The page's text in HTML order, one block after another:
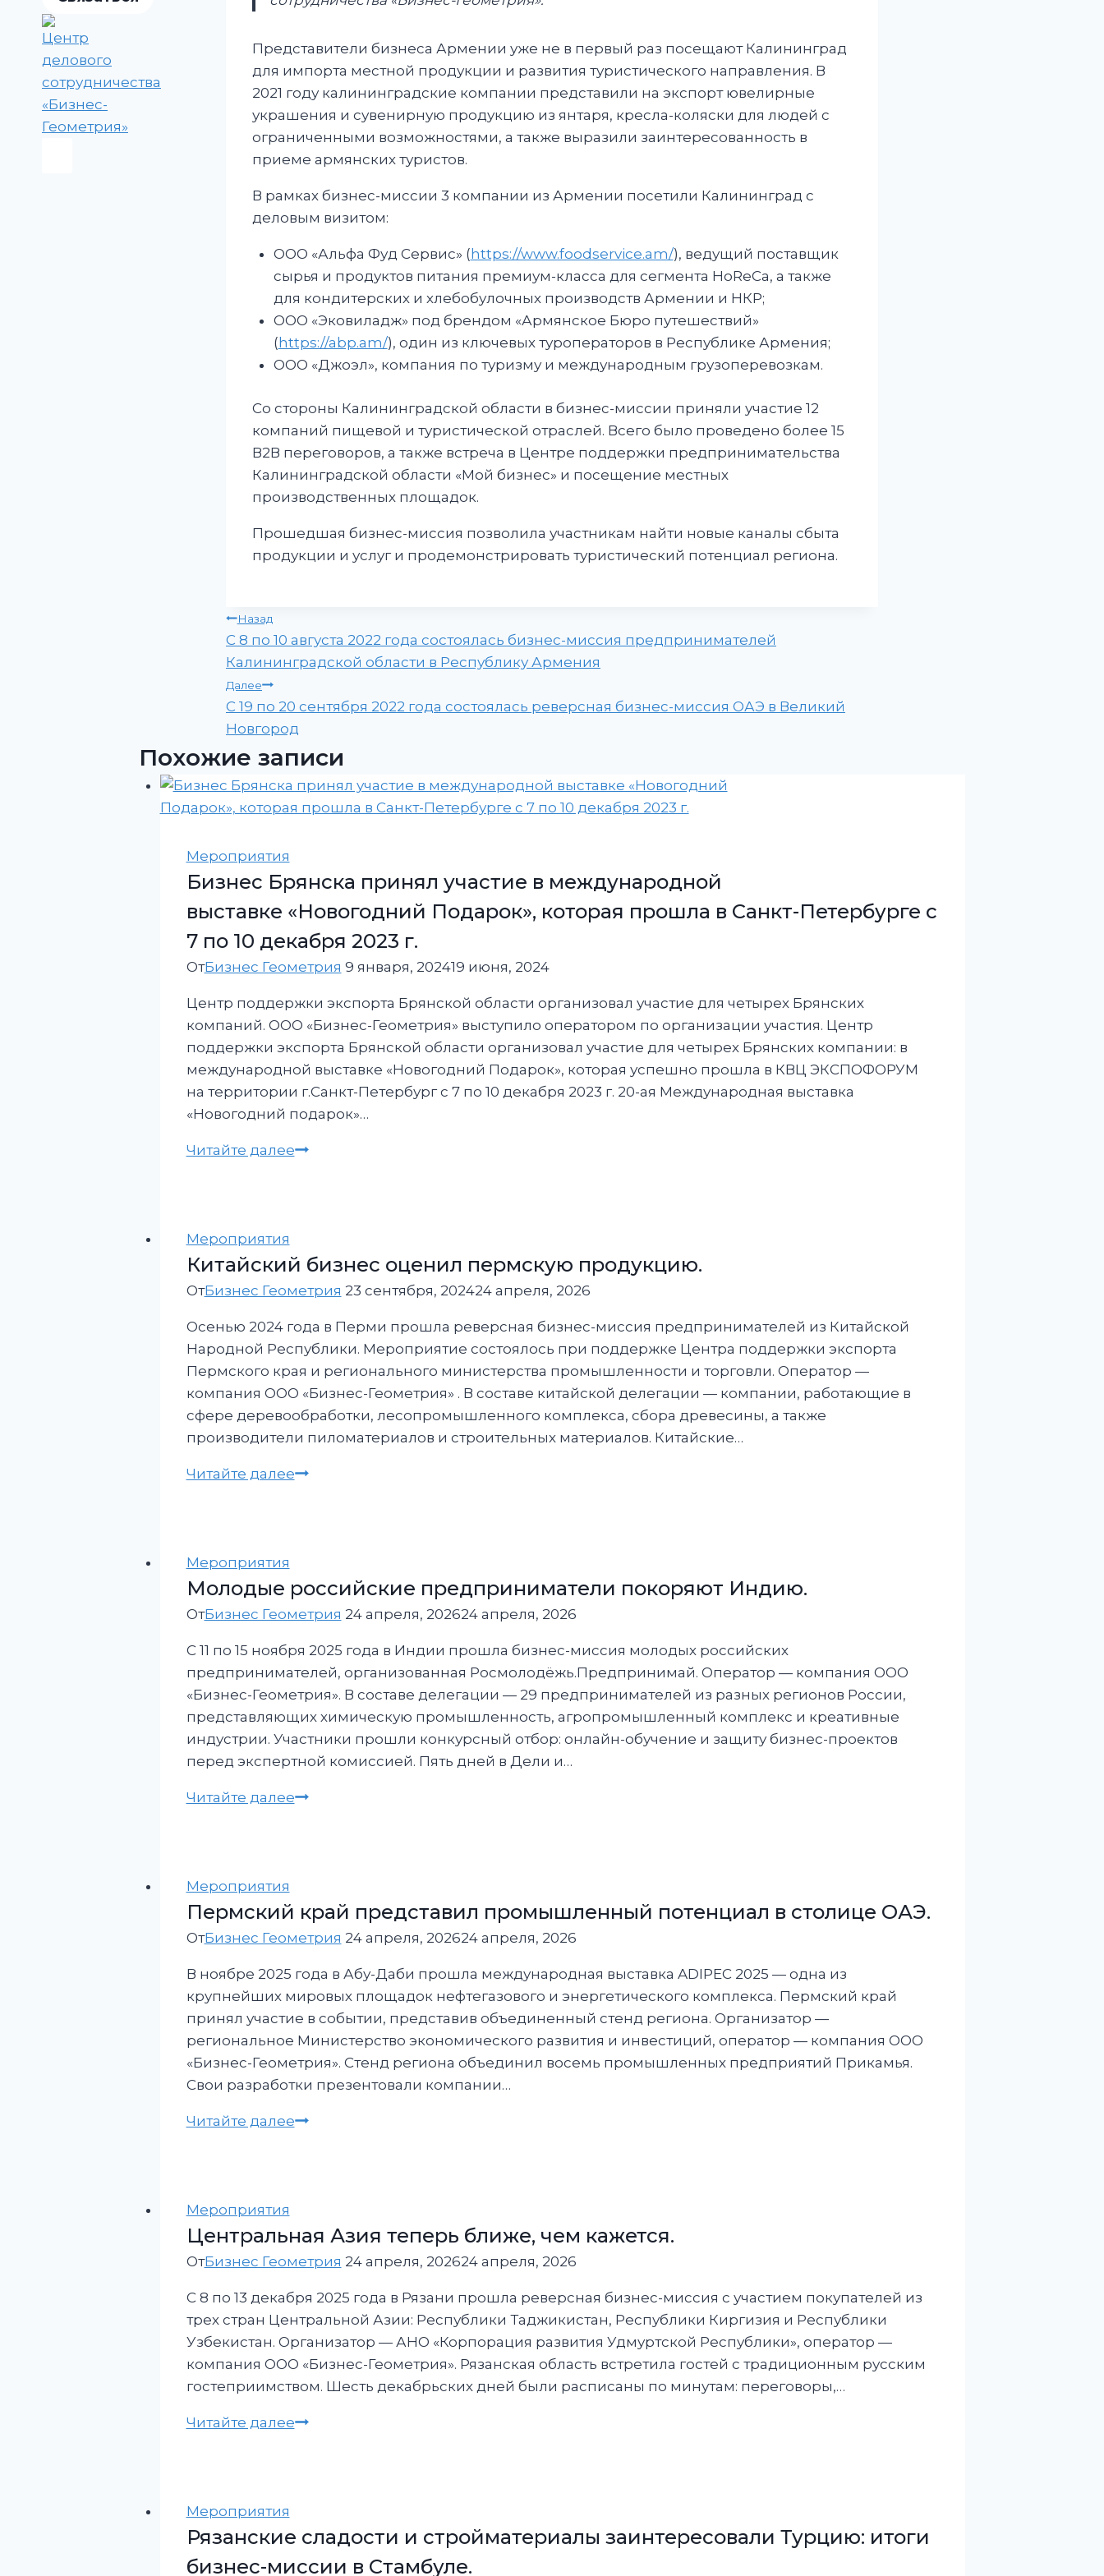
Представители бизнеса Армении уже не в первый раз посещают Калининград
для импорта местной продукции и развития туристического направления. В
2021 году калининградские компании представили на экспорт ювелирные
украшения и сувенирную продукцию из янтаря, кресла-коляски для людей с
ограниченными возможностями, а также выразили заинтересованность в
приеме армянских туристов.
В рамках бизнес-миссии 3 компании из Армении посетили Калининград с
деловым визитом:
ООО «Альфа Фуд Сервис» ( https://www.foodservice.am/), ведущий поставщик
сырья и продуктов питания премиум-класса для сегмента HoReCa, а также
для кондитерских и хлебобулочных производств Армении и НКР;
ООО «Эковиладж» под брендом «Армянское Бюро путешествий»
( https://abp.am/), один из ключевых туроператоров в Республике Армения;
ООО «Джоэл», компания по туризму и международным грузоперевозкам.
Со стороны Калининградской области в бизнес-миссии приняли участие 12
компаний пищевой и туристической отраслей. Всего было проведено более 15
В2В переговоров, а также встреча в Центре поддержки предпринимательства
Калининградской области «Мой бизнес» и посещение местных
производственных площадок.
Прошедшая бизнес-миссия позволила участникам найти новые каналы сбыта
продукции и услуг и продемонстрировать туристический потенциал региона.
Навигация
по
записям
Назад
С 8 по 10 августа 2022 года состоялась бизнес-миссия предпринимателей
Калининградской области в Республику Армения
Далее
С 19 по 20 сентября 2022 года состоялась реверсная бизнес-миссия ОАЭ в Великий
Новгород
Похожие записи
Мероприятия
Бизнес Брянска принял участие в международной
выставке «Новогодний Подарок», которая прошла в Санкт-Петербурге с
7 по 10 декабря 2023 г.
ОтБизнес Геометрия 9 января, 202419 июня, 2024
Центр поддержки экспорта Брянской области организовал участие для четырех Брянских
компаний. ООО «Бизнес-Геометрия» выступило оператором по организации участия. Центр
поддержки экспорта Брянской области организовал участие для четырех Брянских компании: в
международной выставке «Новогодний Подарок», которая успешно прошла в КВЦ ЭКСПОФОРУМ
на территории г.Санкт-Петербург с 7 по 10 декабря 2023 г. 20-ая Международная выставка
«Новогодний подарок»…
Читайте далееБизнес
международной
выставке «Новогодний
которая
прошла
в
Санкт-
Петербурге
с
по
Мероприятия
Китайский бизнес оценил пермскую продукцию.
ОтБизнес Геометрия 23 сентября, 202424 апреля, 2026
Осенью 2024 года в Перми прошла реверсная бизнес-миссия предпринимателей из Китайской
Народной Республики. Мероприятие состоялось при поддержке Центра поддержки экспорта
Пермского края и регионального министерства промышленности и торговли. Оператор —
компания ООО «Бизнес-Геометрия» . В составе китайской делегации — компании, работающие в
сфере деревообработки, лесопромышленного комплекса, сбора древесины, а также
производители пиломатериалов и строительных материалов. Китайские…
Читайте далееКитайский
Мероприятия
Молодые российские предприниматели покоряют Индию.
ОтБизнес Геометрия 24 апреля, 202624 апреля, 2026
С 11 по 15 ноября 2025 года в Индии прошла бизнес-миссия молодых российских
предпринимателей, организованная Росмолодёжь.Предпринимай. Оператор — компания ООО
«Бизнес-Геометрия». В составе делегации — 29 предпринимателей из разных регионов России,
представляющих химическую промышленность, агропромышленный комплекс и креативные
индустрии. Участники прошли конкурсный отбор: онлайн-обучение и защиту бизнес-проектов
перед экспертной комиссией. Пять дней в Дели и…
Читайте далееМолодые
Мероприятия
Пермский край представил промышленный потенциал в столице ОАЭ.
ОтБизнес Геометрия 24 апреля, 202624 апреля, 2026
В ноябре 2025 года в Абу-Даби прошла международная выставка ADIPEC 2025 — одна из
крупнейших мировых площадок нефтегазового и энергетического комплекса. Пермский край
принял участие в событии, представив объединенный стенд региона. Организатор —
региональное Министерство экономического развития и инвестиций, оператор — компания ООО
«Бизнес-Геометрия». Стенд региона объединил восемь промышленных предприятий Прикамья.
Свои разработки презентовали компании…
Читайте далееПермский
в
столице
Мероприятия
Центральная Азия теперь ближе, чем кажется.
ОтБизнес Геометрия 24 апреля, 202624 апреля, 2026
С 8 по 13 декабря 2025 года в Рязани прошла реверсная бизнес-миссия с участием покупателей из
трех стран Центральной Азии: Республики Таджикистан, Республики Киргизия и Республики
Узбекистан. Организатор — АНО «Корпорация развития Удмуртской Республики», оператор —
компания ООО «Бизнес-Геометрия». Рязанская область встретила гостей с традиционным русским
гостеприимством. Шесть декабрьских дней были расписаны по минутам: переговоры,…
Читайте далееЦентральная
кажется.
Мероприятия
Рязанские сладости и стройматериалы заинтересовали Турцию: итоги
бизнес-миссии в Стамбуле.